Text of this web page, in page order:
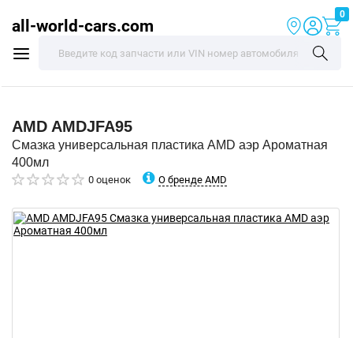
all-world-cars.com
0
AMD AMDJFA95
Смазка универсальная пластика AMD аэр Ароматная
400мл
0 оценок О бренде AMD